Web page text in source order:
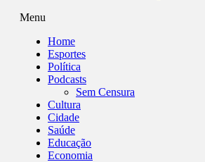
Menu
Home
Esportes
Política
Podcasts
Sem Censura
Cultura
Cidade
Saúde
Educação
Economia